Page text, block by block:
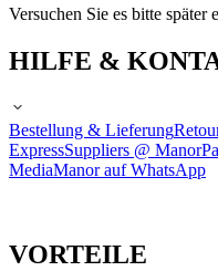
Versuchen Sie es bitte später
HILFE &
Bestellung & Lieferung
ExpressSuppliers @ Manor
MediaManor auf WhatsApp
VORTEILE